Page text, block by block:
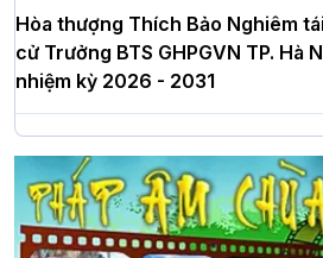
Hòa thượng Thích Bảo Nghiêm
cử Trưởng BTS GHPGVN TP. Hà
nhiệm kỳ 2026 - 2031
Hà Nội: Long trọng lễ khởi công
dựng Trung tâm văn hóa Phật
đô